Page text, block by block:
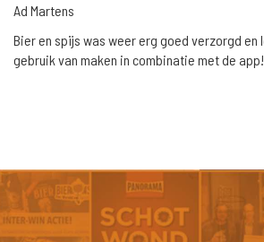
Ad Martens
Bier en spijs was weer erg goed verzorgd en
gebruik van maken in combinatie met de app!